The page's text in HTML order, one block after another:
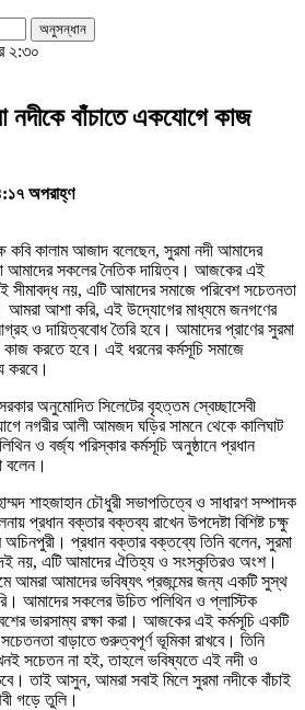
২:৩০
নদীকে বাঁচাতে একযোগে কাজ
অপরাহ্ণ
কবি কালাম আজাদ বলেছেন, সুরমা নদী আমাদের
আমাদের সকলের নৈতিক দায়িত্ব। আজকের এই
সীমাবদ্ধ নয়, এটি আমাদের সমাজে পরিবেশ সচেতনতা
আমরা আশা করি, এই উদ্যোগের মাধ্যমে জনগণের
ও দায়িত্ববোধ তৈরি হবে। আমাদের প্রাণের সুরমা
করতে হবে। এই ধরনের কর্মসূচি সমাজে
করবে।
অনুমোদিত সিলেটের বৃহত্তম স্বেচ্ছাসেবী
নগরীর আলী আমজদ ঘড়ির সামনে থেকে কালিঘাট
ও বর্জ্য পরিস্কার কর্মসূচি অনুষ্ঠানে প্রধান
বলেন।
শাহজাহান চৌধুরী সভাপতিত্বে ও সাধারণ সম্পাদক
প্রধান বক্তার বক্তব্য রাখেন উপদেষ্টা বিশিষ্ট চক্ষু
প্রধান বক্তার বক্তব্যে তিনি বলেন, সুরমা
নয়, এটি আমাদের ঐতিহ্য ও সংস্কৃতিরও অংশ।
আমরা আমাদের ভবিষ্যৎ প্রজন্মের জন্য একটি সুস্থ
আমাদের সকলের উচিত পলিথিন ও প্লাস্টিক
ভারসাম্য রক্ষা করা। আজকের এই কর্মসূচি একটি
বাড়াতে গুরুত্বপূর্ণ ভূমিকা রাখবে। তিনি
সচেতন না হই, তাহলে ভবিষ্যতে এই নদী ও
তাই আসুন, আমরা সবাই মিলে সুরমা নদীকে বাঁচাই
গড়ে তুলি।